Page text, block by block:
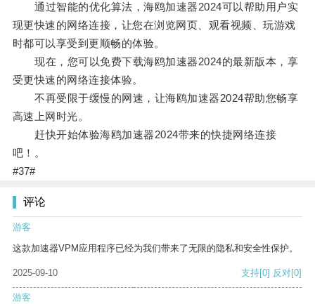
通过智能的优化算法，海鸥加速器2024可以帮助用户实
现更快速的网络连接，让您在浏览网页、观看视频、玩游戏
时都可以享受到更顺畅的体验。
现在，您可以免费下载海鸥加速器2024的最新版本，享
受更快速的网络连接体验。
不再受限于缓慢的网速，让海鸥加速器2024帮助您畅享
高速上网时光。
赶快开始体验海鸥加速器2024带来的快捷网络连接
吧！。
#37#
评论
游客
这款加速器VPM应用程序已经为我们带来了无限的隐私和安全性保护。
2025-09-10 支持[0] 反对[0]
游客